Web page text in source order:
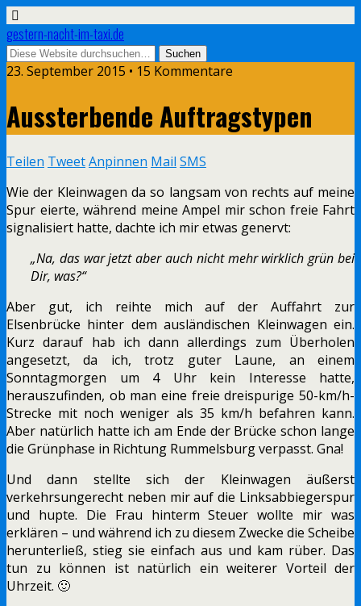
gestern-nacht-im-taxi.de
23. September 2015 • 15 Kommentare
Aussterbende Auftragstypen
Teilen TweetAnpinnen Mail SMS
Wie der Kleinwagen da so langsam von rechts auf meine
Spur eierte, während meine Ampel mir schon freie Fahrt
signalisiert hatte, dachte ich mir etwas genervt:
„Na, das war jetzt aber auch nicht mehr wirklich grün bei
Dir, was?“
Aber gut, ich reihte mich auf der Auffahrt zur
Elsenbrücke hinter dem ausländischen Kleinwagen ein.
Kurz darauf hab ich dann allerdings zum Überholen
angesetzt, da ich, trotz guter Laune, an einem
Sonntagmorgen um 4 Uhr kein Interesse hatte,
herauszufinden, ob man eine freie dreispurige 50-km/h-
Strecke mit noch weniger als 35 km/h befahren kann.
Aber natürlich hatte ich am Ende der Brücke schon lange
die Grünphase in Richtung Rummelsburg verpasst. Gna!
Und dann stellte sich der Kleinwagen äußerst
verkehrsungerecht neben mir auf die Linksabbiegerspur
und hupte. Die Frau hinterm Steuer wollte mir was
erklären – und während ich zu diesem Zwecke die Scheibe
herunterließ, stieg sie einfach aus und kam rüber. Das
tun zu können ist natürlich ein weiterer Vorteil der
Uhrzeit. 🙂